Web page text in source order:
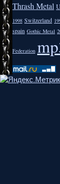
Thrash Metal
1998 Switzerland
spain Gothic Metal
Federation